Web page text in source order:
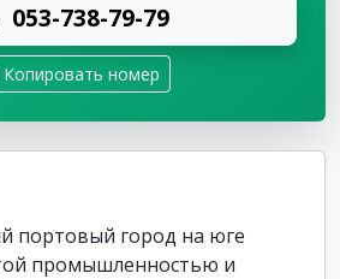
053-738-79-79
Копировать номер
портовый город на юге
промышленностью и